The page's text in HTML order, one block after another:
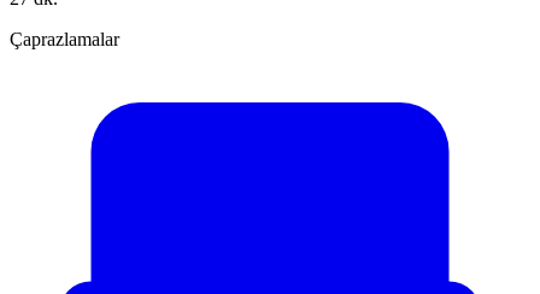
Çaprazlamalar